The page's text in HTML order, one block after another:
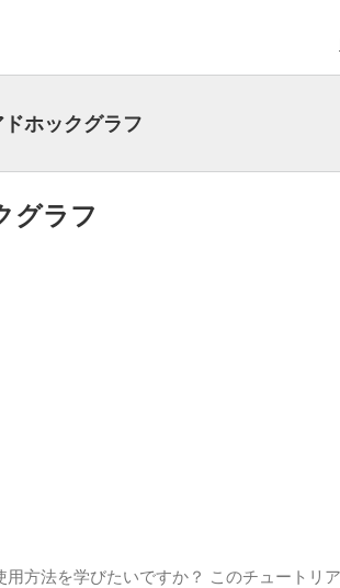
ホックグラフ
グラフ
方法を学びたいですか？ このチュートリ